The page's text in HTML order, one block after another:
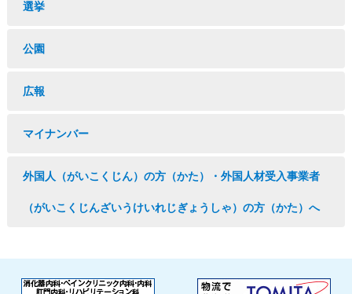
選挙
公園
広報
マイナンバー
外国人（がいこくじん）の方（かた）・外国人材受入事業者
（がいこくじんざいうけいれじぎょうしゃ）の方（かた）へ